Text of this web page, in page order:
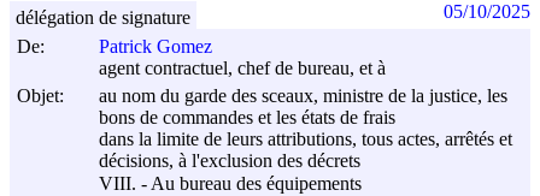
De:
Patrick Gomez
agent contractuel, chef de bureau, et à
Objet:
au nom du garde des sceaux, ministre de la justice, les
bons de commandes et les états de frais
dans la limite de leurs attributions, tous actes, arrêtés et
décisions, à l'exclusion des décrets
VIII. - Au bureau des équipements
délégation de signature 05/10/2025